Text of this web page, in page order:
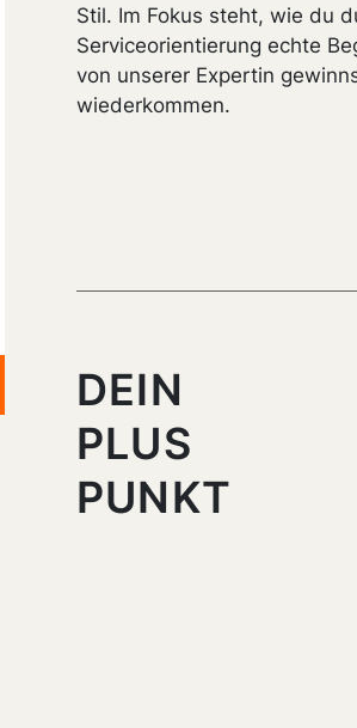
Stil. Im Fokus steht, wie du
Serviceorientierung echte
von unserer Expertin
wiederkommen.
DEIN
PLUS
PUNKT